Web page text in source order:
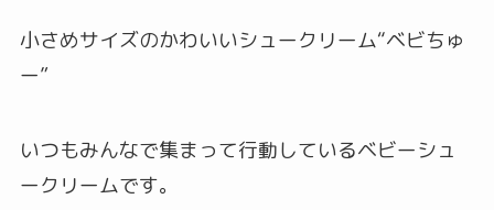
小さめサイズのかわいいシュークリーム“ベビちゅ
ー”
いつもみんなで集まって行動しているベビーシュ
ークリームです。